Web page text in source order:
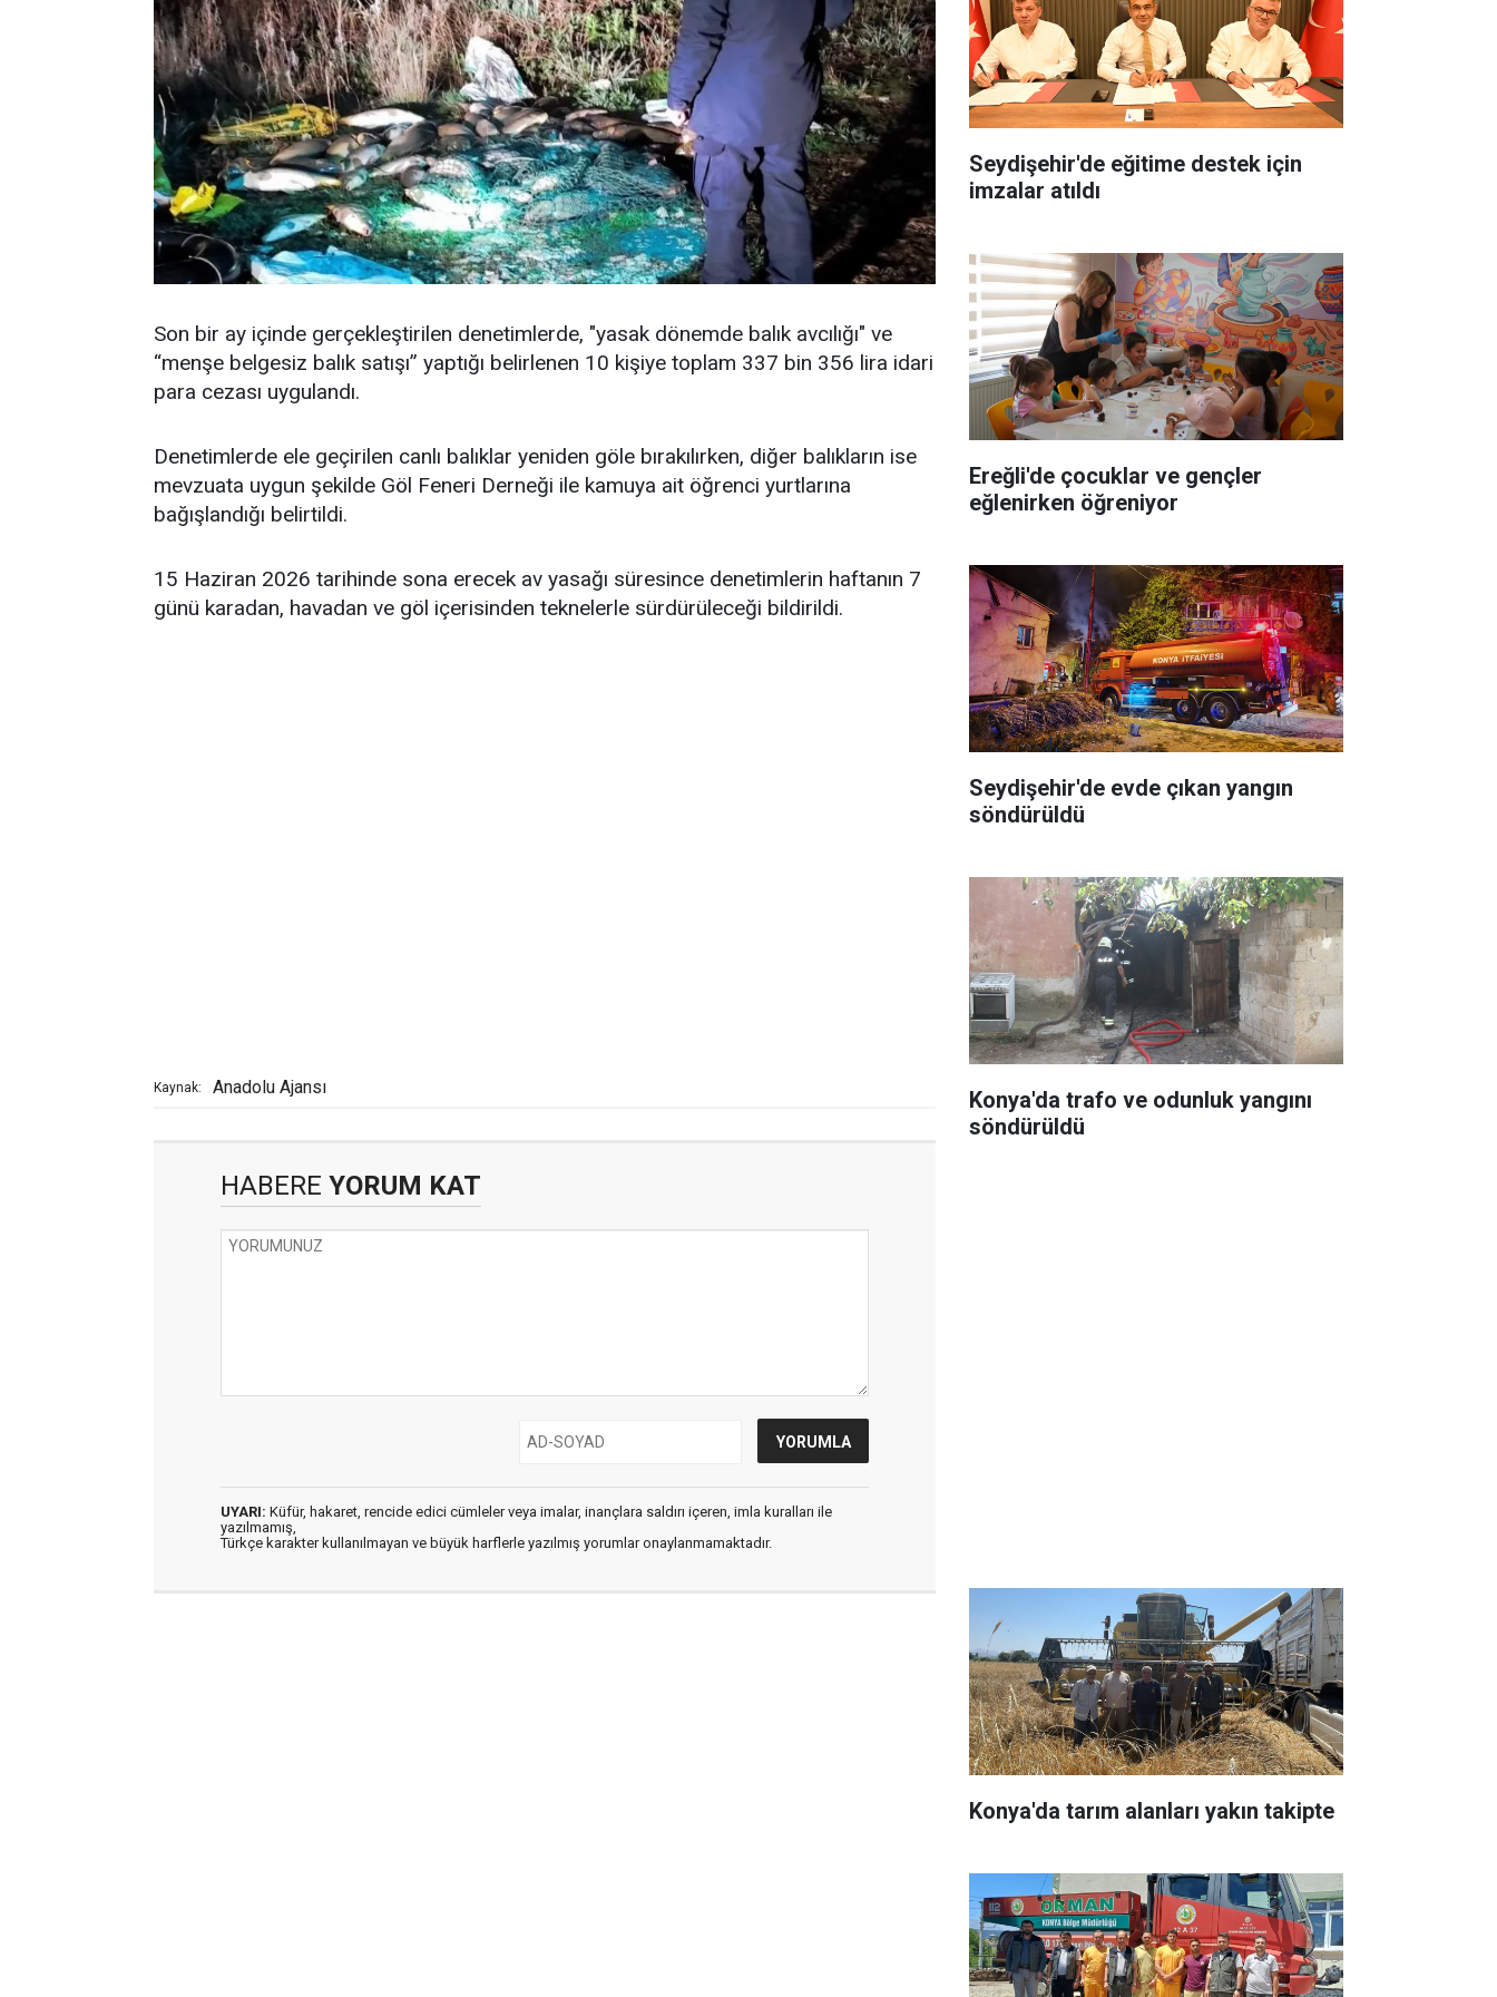
Son bir ay içinde gerçekleştirilen denetimlerde, "yasak dönemde balık avcılığı" ve
“menşe belgesiz balık satışı” yaptığı belirlenen 10 kişiye toplam 337 bin 356 lira idari
para cezası uygulandı.
Denetimlerde ele geçirilen canlı balıklar yeniden göle bırakılırken, diğer balıkların ise
mevzuata uygun şekilde Göl Feneri Derneği ile kamuya ait öğrenci yurtlarına
bağışlandığı belirtildi.
15 Haziran 2026 tarihinde sona erecek av yasağı süresince denetimlerin haftanın 7
günü karadan, havadan ve göl içerisinden teknelerle sürdürüleceği bildirildi.
Kaynak: Anadolu Ajansı
HABERE YORUM KAT
UYARI: Küfür, hakaret, rencide edici cümleler veya imalar, inançlara saldırı içeren, imla kuralları ile
yazılmamış,
Türkçe karakter kullanılmayan ve büyük harflerle yazılmış yorumlar onaylanmamaktadır.
Seydişehir'de eğitime destek için
imzalar atıldı
Ereğli'de çocuklar ve gençler
eğlenirken öğreniyor
Seydişehir'de evde çıkan yangın
söndürüldü
Konya'da trafo ve odunluk yangını
söndürüldü
Konya'da tarım alanları yakın takipte